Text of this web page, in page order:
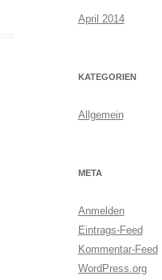
April 2014
KATEGORIEN
Allgemein
META
Anmelden
Eintrags-Feed
Kommentar-Feed
WordPress.org